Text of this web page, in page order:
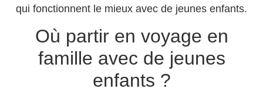
qui fonctionnent le mieux avec de jeunes enfants.
Où partir en voyage en
famille avec de jeunes
enfants ?